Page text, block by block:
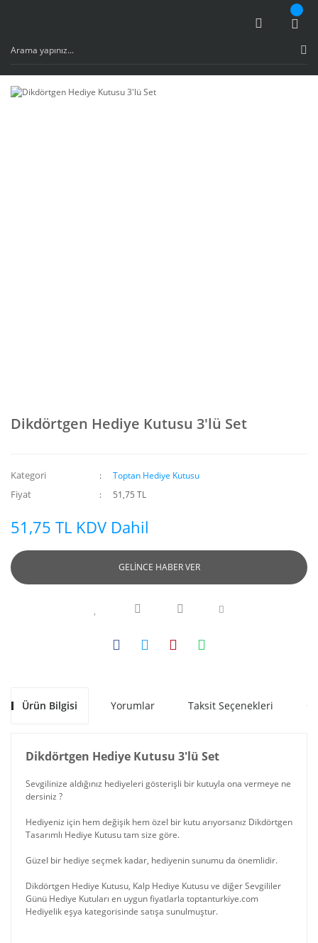
Dikdörtgen Hediye Kutusu 3'lü Set
Kategori Toptan Hediye Kutusu
Fiyat 51,75 TL
51,75 TL KDV Dahil
GELİNCE HABER VER
Ürün Bilgisi Yorumlar Taksit Seçenekleri
Dikdörtgen Hediye Kutusu 3'lü Set
Sevgilinize aldığınız hediyeleri gösterişli bir kutuyla ona vermeye ne
dersiniz ?
Hediyeniz için hem değişik hem özel bir kutu arıyorsanız Dikdörtgen
Tasarımlı Hediye Kutusu tam size göre.
Güzel bir hediye seçmek kadar, hediyenin sunumu da önemlidir.
Dikdörtgen Hediye Kutusu, Kalp Hediye Kutusu ve diğer Sevgililer
Günü Hediye Kutuları en uygun fiyatlarla toptanturkiye.com
Hediyelik eşya kategorisinde satışa sunulmuştur.